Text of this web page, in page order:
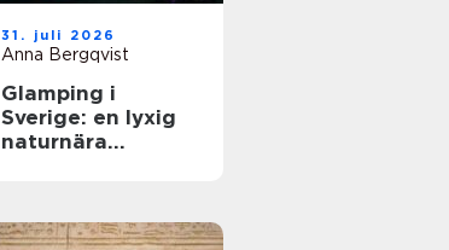
31. juli 2026
Anna Bergqvist
Glamping i
Sverige: en lyxig
naturnära